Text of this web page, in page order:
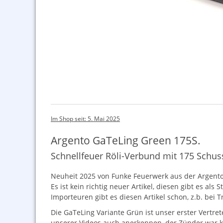
Im Shop seit: 5. Mai 2025
Argento GaTeLing Green 175S.
Schnellfeuer Röli-Verbund mit 175
Neuheit 2025 von Funke Feuerwerk aus der
Es ist kein richtig neuer Artikel, diesen gibt es als
Importeuren gibt es diesen Artikel schon, z.b. bei
Die GaTeLing Variante Grün ist unser erster